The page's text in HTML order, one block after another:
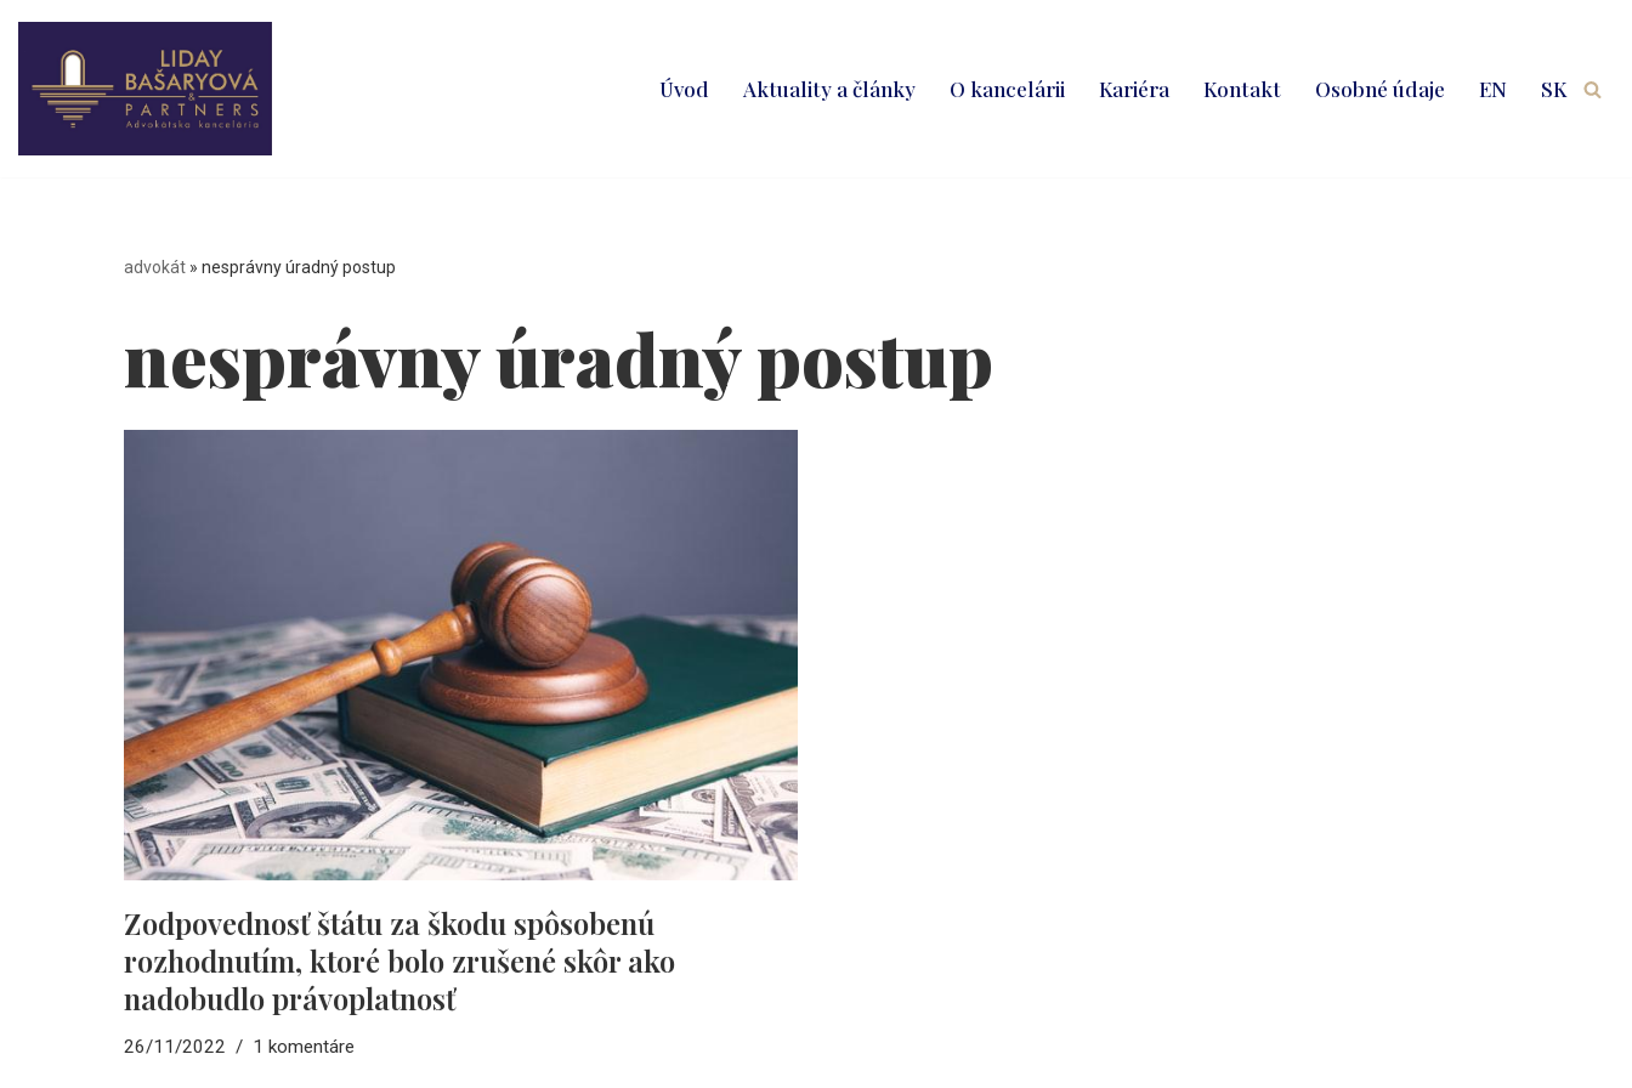
Preskočiť
Úvod Aktuality a články O kancelárii Kariéra Kontakt Osobné údaje EN SK
advokát » nesprávny úradný postup
nesprávny úradný postup
Zodpovednosť štátu za škodu spôsobenú
rozhodnutím, ktoré bolo zrušené skôr ako
nadobudlo právoplatnosť
26/11/2022 1 komentáre